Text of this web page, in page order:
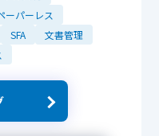
ーパーレス
SFA
文書管理